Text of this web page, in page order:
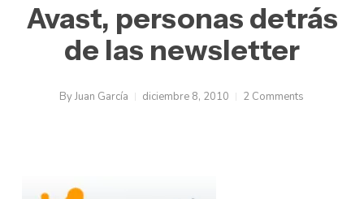
Avast, personas detrás
de las newsletter
ByJuan García diciembre 8, 2010 2 Comments